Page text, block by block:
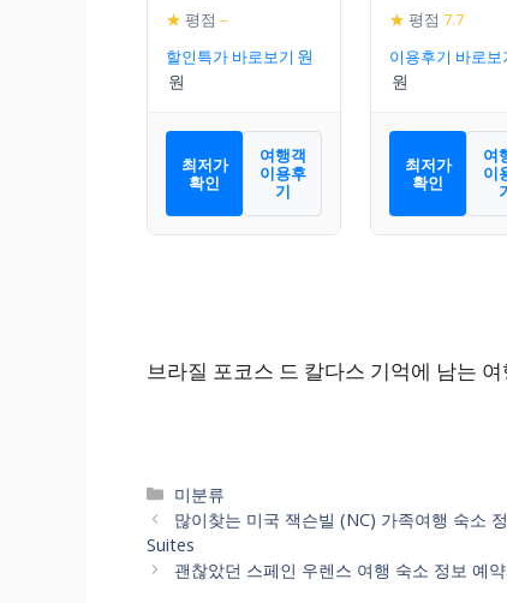
★ 평점 –
할인특가 바로보기
최저가
확인
여행객
이용후
기
★ 평점 7.7
이용후기 바로보
최저가
확인
여
이
브라질 포코스 드 칼다스 기억에 남는
카
테
고
리
미분류
많이찾는 미국 잭슨빌 (NC) 가족여행 숙소
Suites
괜찮았던 스페인 우렌스 여행 숙소 정보 예